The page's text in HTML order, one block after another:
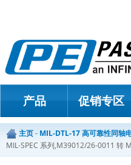
产品 促销专区
主页- MIL-DTL-17 高可靠性同轴
MIL-SPEC 系列,M39012/26-0011 转